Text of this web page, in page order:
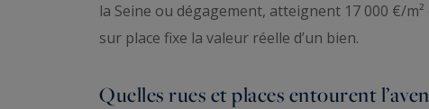
la Seine ou dégagement, atteignent 17 000 €/
sur place fixe la valeur réelle d’un bien.
Quelles rues et places entourent